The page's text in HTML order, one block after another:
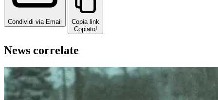
Condividi via Email
Copia link
Copiato!
News correlate